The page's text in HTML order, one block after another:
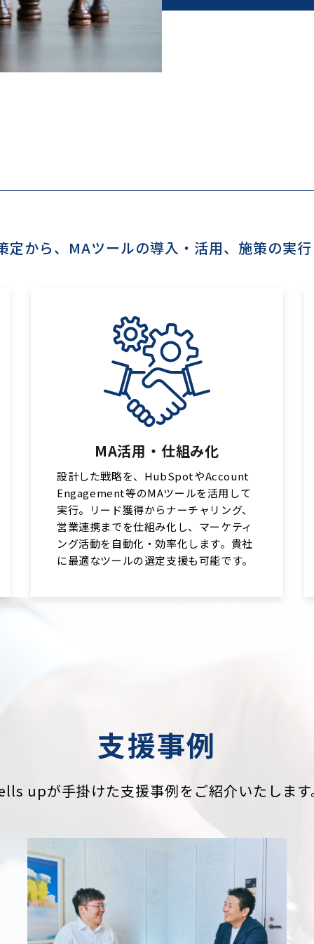
から、MAツールの導入・活用、施策の実
MA活用・仕組み化
設計した戦略を、HubSpotやAccount
Engagement等のMAツールを活用して
実行。リード獲得からナーチャリング、
営業連携までを仕組み化し、マーケティ
ング活動を自動化・効率化します。貴社
に最適なツールの選定支援も可能です。
支援事例
upが手掛けた支援事例をご紹介いたしま